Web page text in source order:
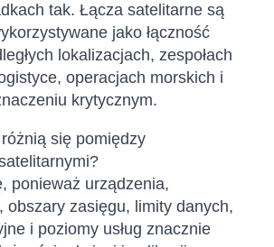
tak. Łącza satelitarne są
jako łączność
lokalizacjach, zespołach
operacjach morskich i
krytycznym.
się pomiędzy
ponieważ urządzenia,
obszary zasięgu, limity danych,
i poziomy usług znacznie